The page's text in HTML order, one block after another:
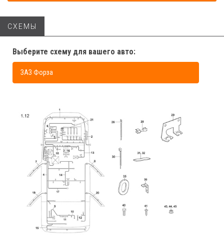
СХЕМЫ
Выберите схему для вашего авто:
ЗАЗ Форза